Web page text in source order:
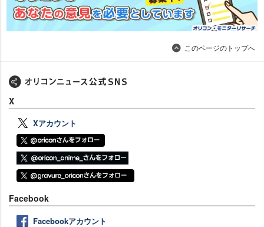
このページのトップへ
X
Xアカウント
Facebook
Facebookアカウント